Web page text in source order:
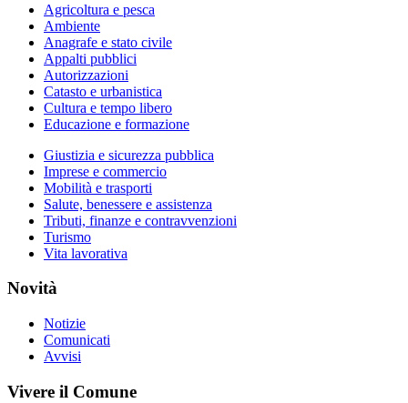
Agricoltura e pesca
Ambiente
Anagrafe e stato civile
Appalti pubblici
Autorizzazioni
Catasto e urbanistica
Cultura e tempo libero
Educazione e formazione
Giustizia e sicurezza pubblica
Imprese e commercio
Mobilità e trasporti
Salute, benessere e assistenza
Tributi, finanze e contravvenzioni
Turismo
Vita lavorativa
Novità
Notizie
Comunicati
Avvisi
Vivere il Comune